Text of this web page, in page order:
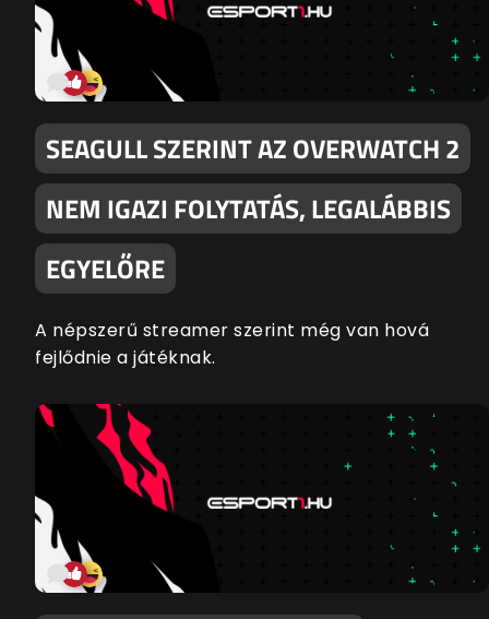
SEAGULL SZERINT AZ OVERWATCH 2
NEM IGAZI FOLYTATÁS, LEGALÁBBIS
EGYELŐRE
A népszerű streamer szerint még van hová
fejlődnie a játéknak.